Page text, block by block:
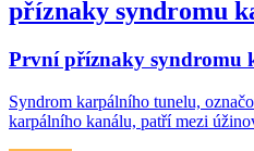
příznaky syndromu
První příznaky syndromu
Syndrom karpálního tunelu,
karpálního kanálu, patří mezi